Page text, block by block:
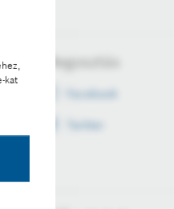
kat
Megosztás
Facebook
Twitter